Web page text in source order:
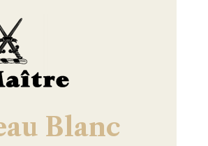
Blanc